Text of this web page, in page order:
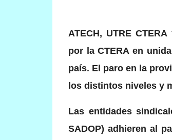
ATECH, UTRE
por la CTERA en
país. El paro en la
los distintos niveles y
Las entidades
SADOP) adhieren al